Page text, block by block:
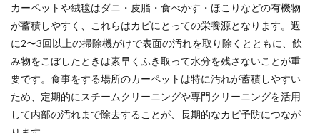
カーペットや絨毯はダニ・皮脂・食べかす・ほこりなどの有機物
が蓄積しやすく、これらはカビにとっての栄養源となります。週
に2〜3回以上の掃除機がけで表面の汚れを取り除くとともに、飲
み物をこぼしたときは素早くふき取って水分を残さないことが重
要です。食事をする場所のカーペットは特に汚れが蓄積しやすい
ため、定期的にスチームクリーニングや専門クリーニングを活用
して内部の汚れまで除去することが、長期的なカビ予防につなが